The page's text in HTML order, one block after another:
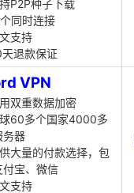
P2P种子下载
同时连接
支持
退款保证
VPN
双重数据加密
60多个国家4000多
务器
大量的付款选择，包
付宝、微信
支持